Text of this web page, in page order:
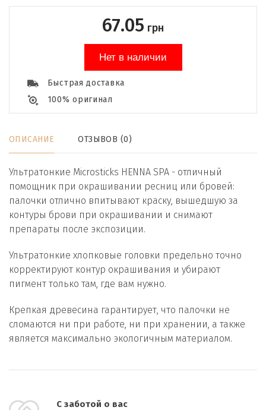
67.05 грн
Нет в наличии
Быстрая доставка
100% оригинал
ОПИСАНИЕ ОТЗЫВОВ (0)
Ультратонкие Microsticks HENNA SPA - отличный
помощник при окрашивании ресниц или бровей:
палочки отлично впитывают краску, вышедшую за
контуры брови при окрашивании и снимают
препараты после экспозиции.
Ультратонкие хлопковые головки предельно точно
корректируют контур окрашивания и убирают
пигмент только там, где вам нужно.
Крепкая древесина гарантирует, что палочки не
сломаются ни при работе, ни при хранении, а также
является максимально экологичным материалом.
С заботой о вас